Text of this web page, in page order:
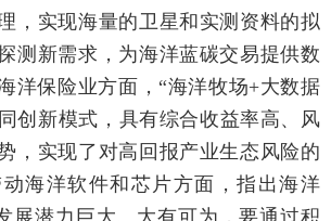
，实现海量的卫星和实测资料的拟
测新需求，为海洋蓝碳交易提供数
洋保险业方面， “海洋牧场+大数据
创新模式，具有综合收益率高、风
，实现了对高回报产业生态风险的
海洋软件和芯片方面，指出海洋